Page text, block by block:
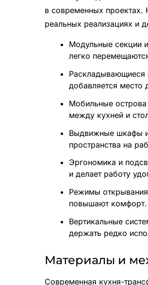
в современных
реальных реализациях и
Модульные секции
легко
Раскладывающиеся
добавляется место
Мобильные
между кухней и
Выдвижные шкафы и
пространства на
Эргономика и
и делает работу
Режимы
повышают комфорт.
Вертикальные
держать редко
Материалы и
Современная кухня-